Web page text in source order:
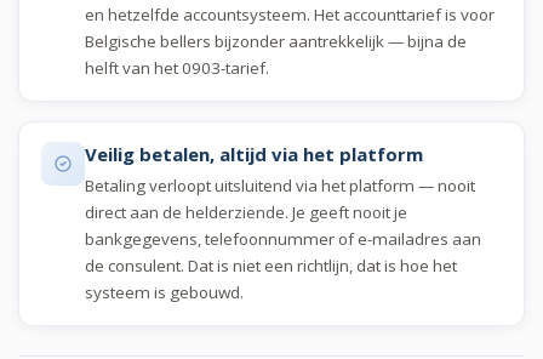
en hetzelfde accountsysteem. Het accounttarief is voor
Belgische bellers bijzonder aantrekkelijk — bijna de
helft van het 0903-tarief.
Veilig betalen, altijd via het platform
Betaling verloopt uitsluitend via het platform — nooit
direct aan de helderziende. Je geeft nooit je
bankgegevens, telefoonnummer of e-mailadres aan
de consulent. Dat is niet een richtlijn, dat is hoe het
systeem is gebouwd.